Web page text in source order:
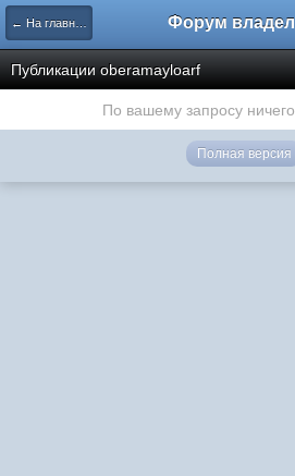
← На главную
Публикации oberamayloarf
По вашему запросу
Полная версия